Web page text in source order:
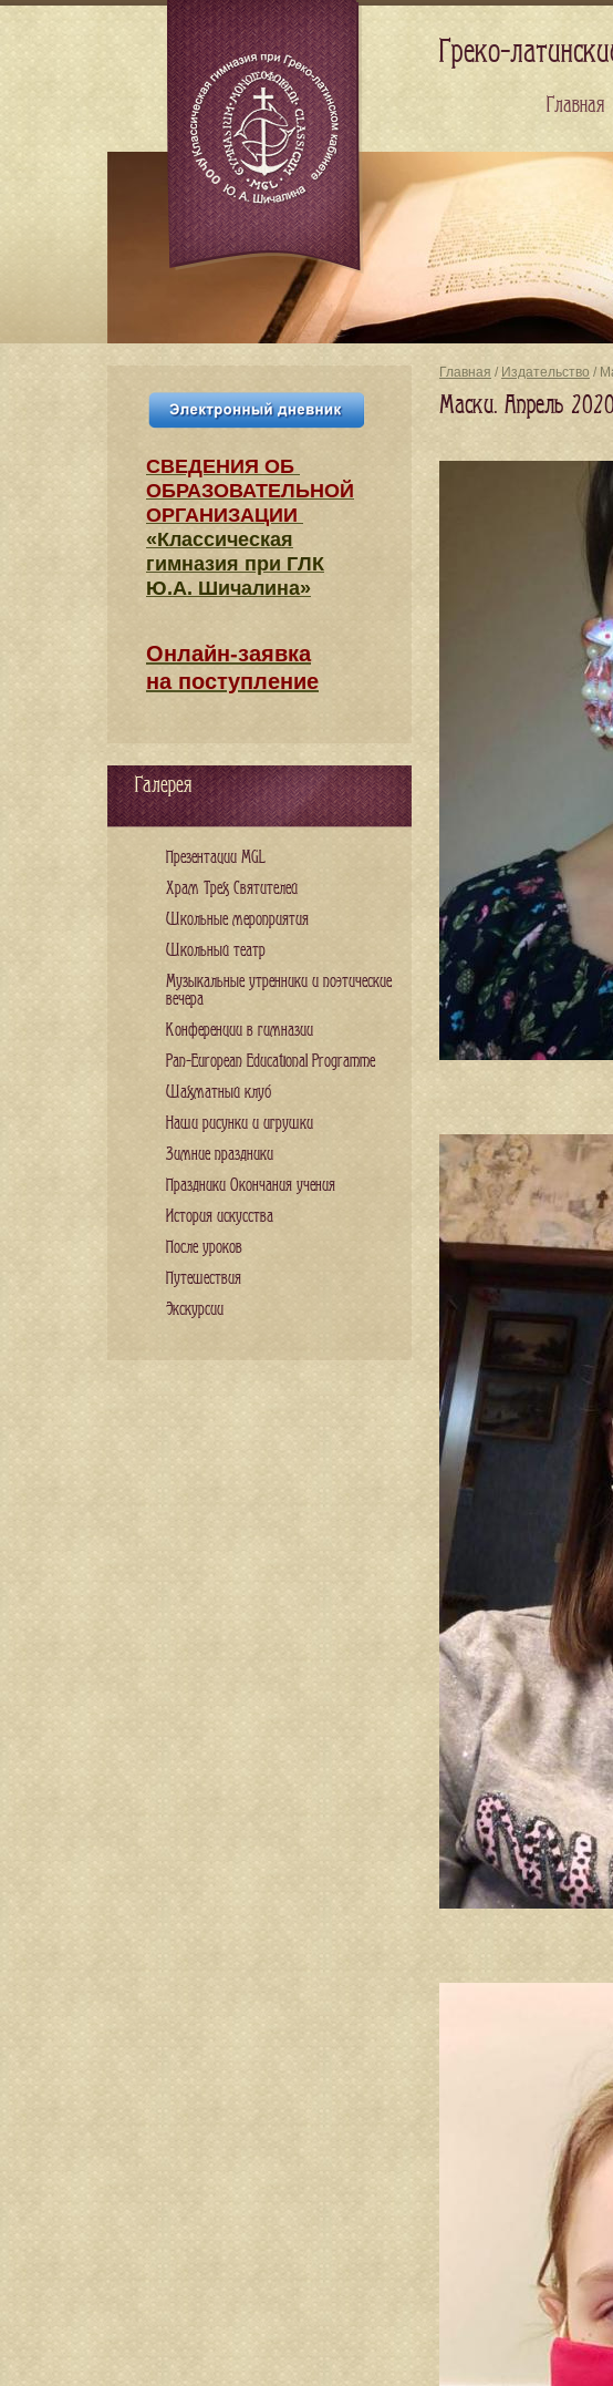
Главная / Издательство /
Маски. Апрель 2020
СВЕДЕНИЯ​ ОБ
ОБРАЗОВАТЕЛЬНОЙ
ОРГАНИЗАЦИИ
«Классическая
гимназия при ГЛК
Ю.А. Шичалина»
Онлайн-заявка
на поступление
Галерея
Презентации MGL
Храм Трех Святителей
Школьные мероприятия
Школьный театр
Музыкальные утренники и поэтические
вечера
Конференции в гимназии
Pan-European Educational Programme
Шахматный клуб
Наши рисунки и игрушки
Зимние праздники
Праздники Окончания учения
История искусства
После уроков
Путешествия
Экскурсии
Греко-
Главная